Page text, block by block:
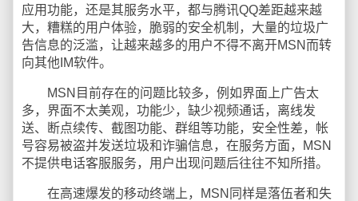
应用功能，还是其服务水平，都与腾讯QQ差距越来越
大，糟糕的用户体验，脆弱的安全机制，大量的垃圾广
告信息的泛滥，让越来越多的用户不得不离开MSN而转
向其他IM软件。
MSN目前存在的问题比较多，例如界面上广告太
多，界面不太美观，功能少，缺少视频通话，离线发
送、断点续传、截图功能、群组等功能，安全性差，帐
号容易被盗并发送垃圾和诈骗信息，在服务方面，MSN
不提供电话客服服务，用户出现问题后往往不知所措。
在高速爆发的移动终端上，MSN同样是落伍者和失